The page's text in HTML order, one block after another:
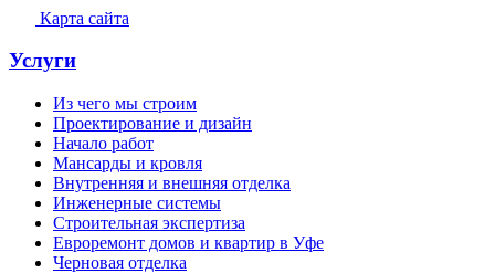
Карта сайта
Услуги
Из чего мы строим
Проектирование и дизайн
Начало работ
Мансарды и кровля
Внутренняя и внешняя отделка
Инженерные системы
Строительная экспертиза
Евроремонт домов и квартир в Уфе
Черновая отделка